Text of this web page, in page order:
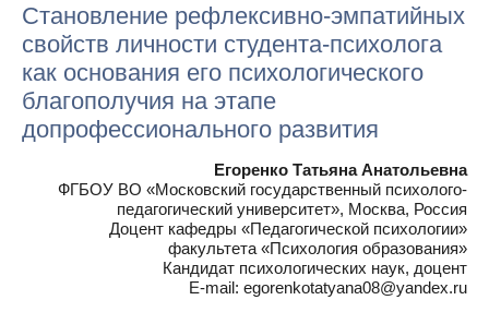
Становление рефлексивно-эмпатийных
свойств личности студента-психолога
как основания его психологического
благополучия на этапе
допрофессионального развития
Егоренко Татьяна Анатольевна
ФГБОУ ВО «Московский государственный психолого-
педагогический университет», Москва, Россия
Доцент кафедры «Педагогической психологии»
факультета «Психология образования»
Кандидат психологических наук, доцент
E-mail: egorenkotatyana08@yandex.ru